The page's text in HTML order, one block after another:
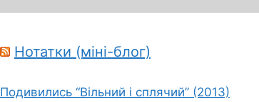
Нотатки (міні-блог)
Подивились “Вільний і сплячий” (2013)